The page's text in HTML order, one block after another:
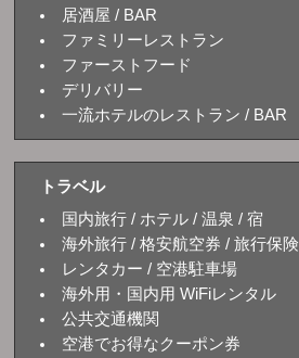
居酒屋 / BAR
ファミリーレストラン
ファーストフード
デリバリー
一流ホテルのレストラン / BAR
トラベル
国内旅行 / ホテル / 温泉 / 宿
海外旅行 / 格安航空券 / 旅行保険
レンタカー / 空港駐車場
海外用・国内用 WiFiレンタル
公共交通機関
空港でお得なクーポン券